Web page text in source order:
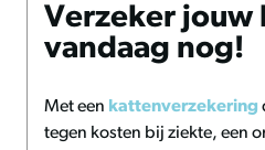
Verpakkingsinhoud
Je ontvangt de pet and me
Verzeker jouw
vandaag nog!
Met een kattenverzekering
tegen kosten bij ziekte, een